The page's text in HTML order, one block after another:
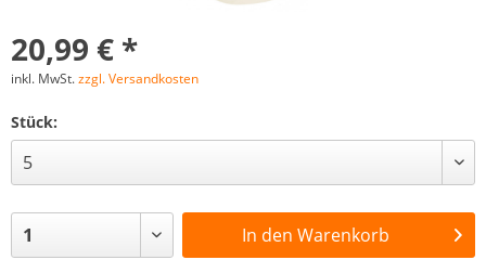
20,99 € *
inkl. MwSt.zzgl. Versandkosten
Stück:
In den Warenkorb